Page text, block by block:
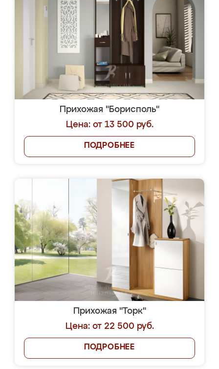
Прихожая "Борисполь"
Цена: от 13 500 руб.
ПОДРОБНЕЕ
Прихожая "Торк"
Цена: от 22 500 руб.
ПОДРОБНЕЕ